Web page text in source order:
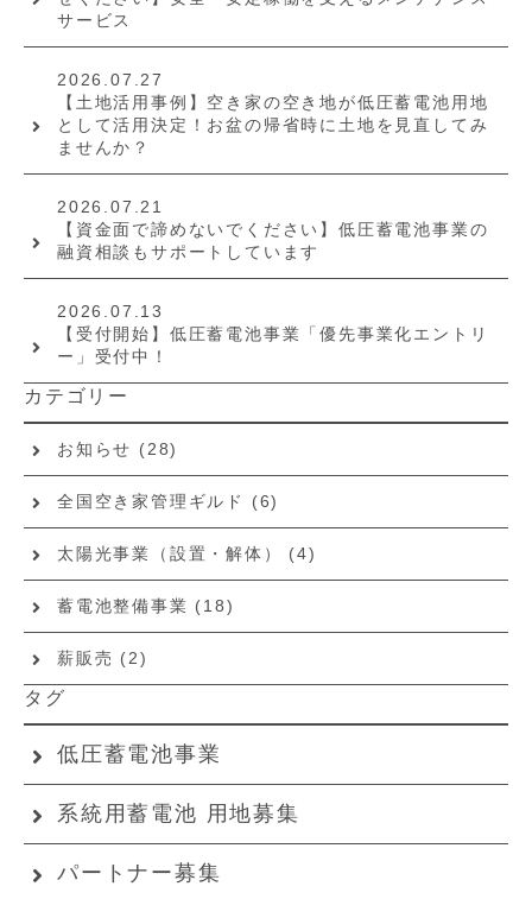
サービス
2026.07.27
【土地活用事例】空き家の空き地が低圧蓄電池用地
として活用決定！お盆の帰省時に土地を見直してみ
ませんか？
2026.07.21
【資金面で諦めないでください】低圧蓄電池事業の
融資相談もサポートしています
2026.07.13
【受付開始】低圧蓄電池事業「優先事業化エントリ
ー」受付中！
カテゴリー
お知らせ (28)
全国空き家管理ギルド (6)
太陽光事業（設置・解体） (4)
蓄電池整備事業 (18)
薪販売 (2)
タグ
パートナー募集
系統用蓄電池 用地募集
低圧蓄電池事業